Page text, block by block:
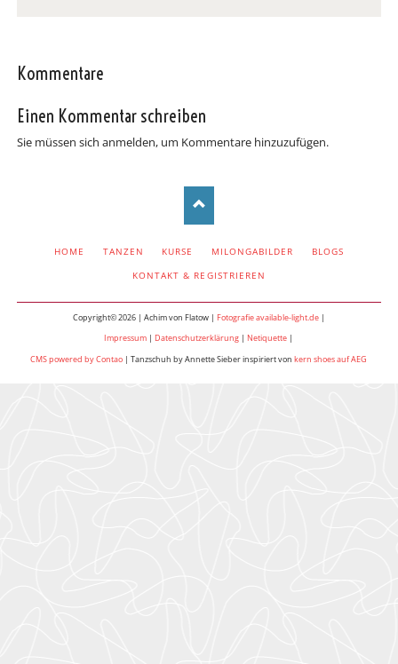
Kommentare
Einen Kommentar schreiben
Sie müssen sich anmelden, um Kommentare hinzuzufügen.
NAVIGATION
HOME TANZEN KURSE MILONGABILDER
BLOGS
KONTAKT & REGISTRIEREN
Copyright© 2026 | Achim von Flatow | Fotografie available-light.de|
Impressum |Datenschutzerklärung |Netiquette |
CMS powered by Contao | Tanzschuh by Annette Sieber inspiriert vonkern shoes auf AEG